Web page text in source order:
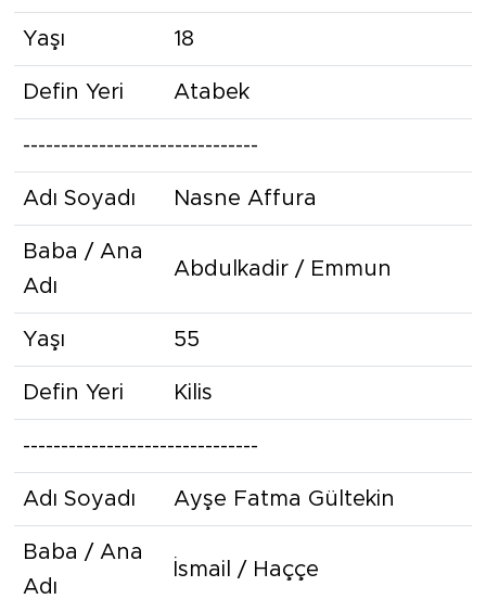
Yaşı 18
Defin Yeri Atabek
-------------------------------
Adı Soyadı Nasne Affura
Baba / Ana
Adı
Abdulkadir / Emmun
Yaşı 55
Defin Yeri Kilis
-------------------------------
Adı Soyadı Ayşe Fatma Gültekin
Baba / Ana
Adı
İsmail / Haççe